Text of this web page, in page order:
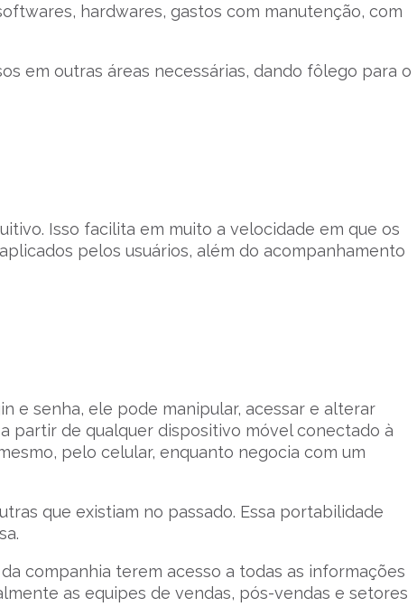
hardwares, gastos com manutenção, com
em outras áreas necessárias, dando fôlego para o
Isso facilita em muito a velocidade em que os
pelos usuários, além do acompanhamento
e senha, ele pode manipular, acessar e alterar
partir de qualquer dispositivo móvel conectado à
pelo celular, enquanto negocia com um
que existiam no passado. Essa portabilidade
companhia terem acesso a todas as informações
as equipes de vendas, pós-vendas e setores